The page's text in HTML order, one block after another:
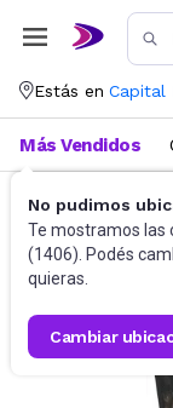
Estás en Capital
No pudimos
Te mostramos las
(1406). Podés
quieras.
cambiar
Más Vendidos
Accesorios